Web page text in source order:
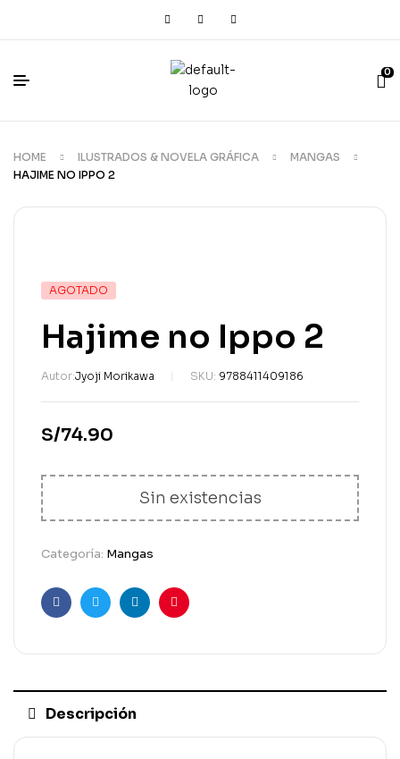
0
HOME ILUSTRADOS & NOVELA GRÁFICA
MANGAS
HAJIME NO IPPO 2
AGOTADO
Hajime no Ippo 2
Autor:Jyoji Morikawa SKU: 9788411409186
S/74.90
Sin existencias
Categoría: Mangas
FacebookGorjeoLinkedInPinterest
Descripción